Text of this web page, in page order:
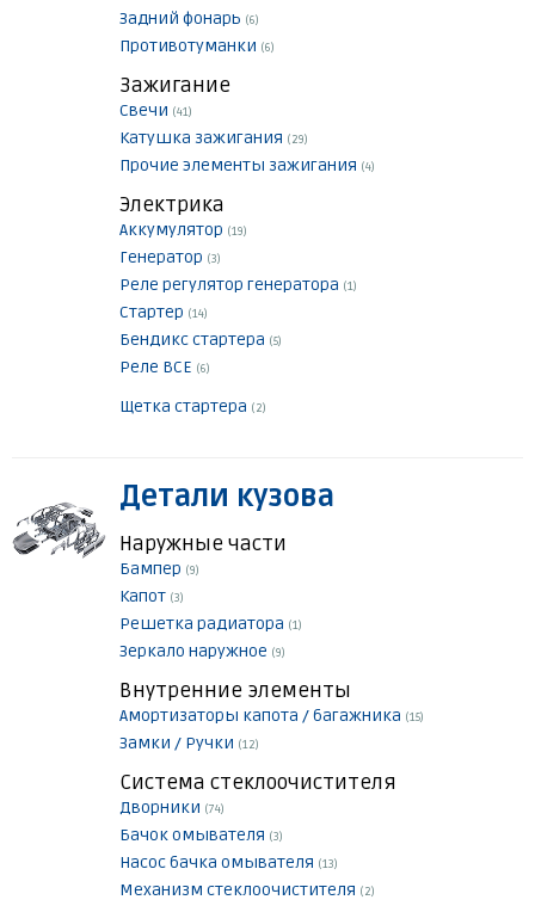
Задний фонарь (6)
Противотуманки (6)
Зажигание
Свечи (41)
Катушка зажигания (29)
Прочие элементы зажигания (4)
Электрика
Аккумулятор (19)
Генератор (3)
Реле регулятор генератора (1)
Стартер (14)
Бендикс стартера (5)
Реле ВСЕ (6)
Щетка стартера (2)
Детали кузова
Наружные части
Бампер (9)
Капот (3)
Решетка радиатора (1)
Зеркало наружное (9)
Внутренние элементы
Амортизаторы капота / багажника (15)
Замки / Ручки (12)
Система стеклоочистителя
Дворники (74)
Бачок омывателя (3)
Насос бачка омывателя (13)
Механизм стеклоочистителя (2)